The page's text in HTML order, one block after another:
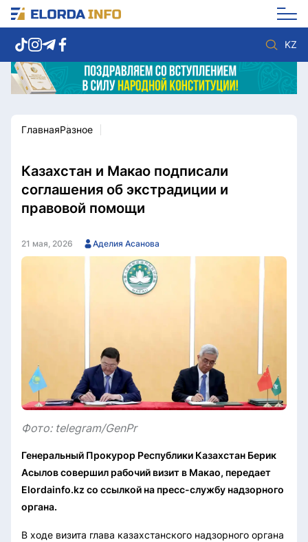
KZ
Новости столицы
Спорт
Культура
Видео
Мир
Послание
Служба Комплаенс
ГлавнаяРазное
Казахстан и Макао подписали
соглашения об экстрадиции и
правовой помощи
21 мая, 2026 Аделия Асанова
Фото: telegram/GenPr
Генеральный Прокурор Республики Казахстан Берик
Асылов совершил рабочий визит в Макао, передает
Elordainfo.kz со ссылкой на пресс-службу надзорного
органа.
В ходе визита глава казахстанского надзорного органа